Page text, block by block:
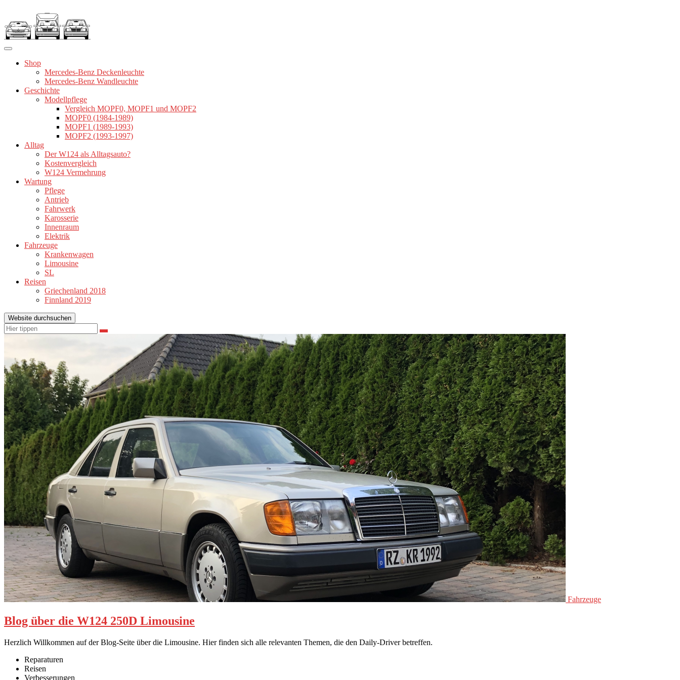
springen
Shop
Mercedes-Benz Deckenleuchte
Mercedes-Benz Wandleuchte
Geschichte
Modellpflege
Vergleich MOPF0, MOPF1 und MOPF2
MOPF0 (1984-1989)
MOPF1 (1989-1993)
MOPF2 (1993-1997)
Alltag
Der W124 als Alltagsauto?
Kostenvergleich
W124 Vermehrung
Wartung
Pflege
Antrieb
Fahrwerk
Karosserie
Innenraum
Elektrik
Fahrzeuge
Krankenwagen
Limousine
SL
Reisen
Griechenland 2018
Finnland 2019
Website durchsuchen
Suchen
nach:
Suchen
Fahrzeuge
Blog über die W124 250D Limousine
Herzlich Willkommen auf der Blog-Seite über die Limousine. Hier finden sich alle relevanten Themen, die den Daily-Driver betreffen.
Reparaturen
Reisen
Verbesserungen